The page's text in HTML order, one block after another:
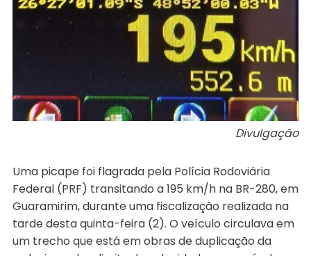
Divulgação
Uma picape foi flagrada pela Polícia Rodoviária
Federal (PRF) transitando a 195 km/h na BR-280, em
Guaramirim, durante uma fiscalização realizada na
tarde desta quinta-feira (2). O veículo circulava em
um trecho que está em obras de duplicação da